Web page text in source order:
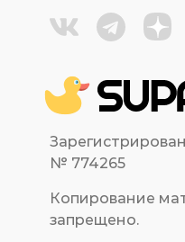
№ 774265
Копирование
запрещено.